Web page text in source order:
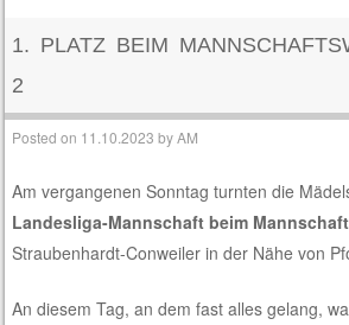
1. PLATZ BEIM
2
Posted on 11.10.2023 byAM
Am vergangenen Sonntag turnten die
Landesliga-Mannschaft beim
Straubenhardt-Conweiler in der Nähe von
An diesem Tag, an dem fast alles gelang,